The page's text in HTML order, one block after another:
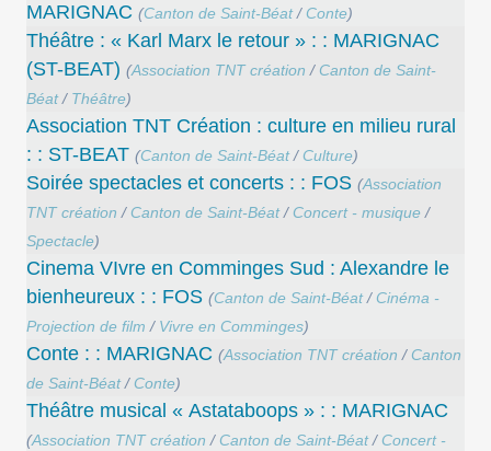
MARIGNAC (Canton de Saint-Béat/ Conte)
Théâtre : « Karl Marx le retour » : : MARIGNAC
(ST-BEAT) (Association TNT création / Canton de Saint-
Béat/ Théâtre)
Association TNT Création : culture en milieu rural
: : ST-BEAT (Canton de Saint-Béat/ Culture)
Soirée spectacles et concerts : : FOS (Association
TNT création / Canton de Saint-Béat/ Concert - musique/
Spectacle)
Cinema VIvre en Comminges Sud : Alexandre le
bienheureux : : FOS (Canton de Saint-Béat/ Cinéma -
Projection de film / Vivre en Comminges)
Conte : : MARIGNAC (Association TNT création / Canton
de Saint-Béat/ Conte)
Théâtre musical « Astataboops » : : MARIGNAC
(Association TNT création / Canton de Saint-Béat/ Concert -